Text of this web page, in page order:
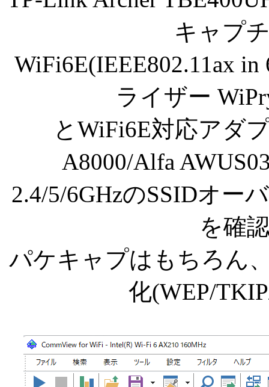
キャプ
WiFi6E(IEEE802.11ax
ライザー
とWiFi6E対応アダ
A8000/Alfa
2.4/5/6GHzのSSIDオー
を確
パケキャプはもちろん
化(WEP/